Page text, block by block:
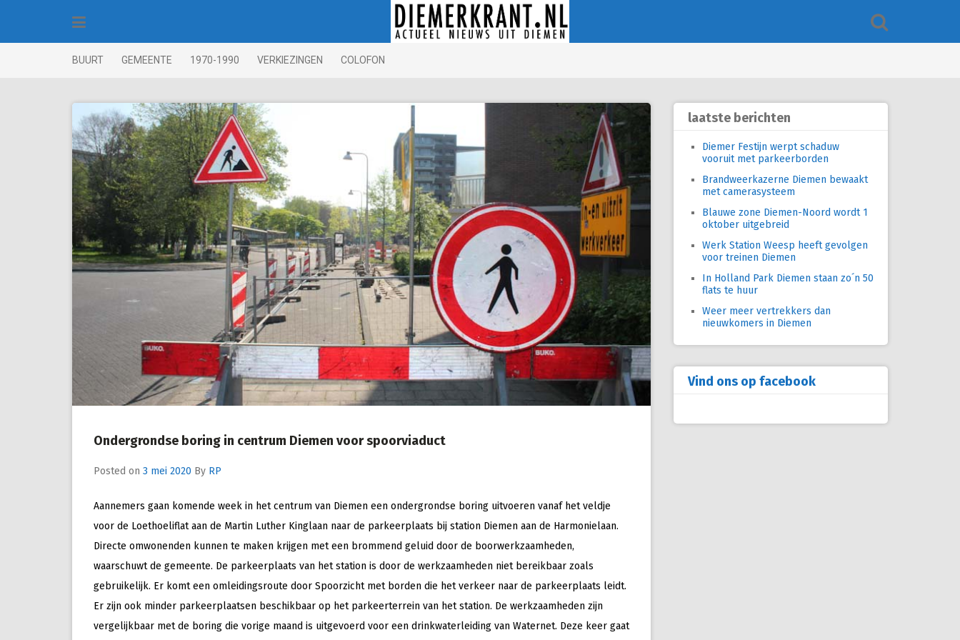
BUURT GEMEENTE 1970-1990 VERKIEZINGEN COLOFON
Ondergrondse boring in centrum Diemen voor spoorviaduct
Posted on 3 mei 2020 By RP
Aannemers gaan komende week in het centrum van Diemen een ondergrondse boring uitvoeren vanaf het veldje
voor de Loethoeliflat aan de Martin Luther Kinglaan naar de parkeerplaats bij station Diemen aan de Harmonielaan.
Directe omwonenden kunnen te maken krijgen met een brommend geluid door de boorwerkzaamheden,
waarschuwt de gemeente. De parkeerplaats van het station is door de werkzaamheden niet bereikbaar zoals
gebruikelijk. Er komt een omleidingsroute door Spoorzicht met borden die het verkeer naar de parkeerplaats leidt.
Er zijn ook minder parkeerplaatsen beschikbaar op het parkeerterrein van het station. De werkzaamheden zijn
vergelijkbaar met de boring die vorige maand is uitgevoerd voor een drinkwaterleiding van Waternet. Deze keer gaat
laatste berichten
Diemer Festijn werpt schaduw
vooruit met parkeerborden
Brandweerkazerne Diemen bewaakt
met camerasysteem
Blauwe zone Diemen-Noord wordt 1
oktober uitgebreid
Werk Station Weesp heeft gevolgen
voor treinen Diemen
In Holland Park Diemen staan zo´n 50
flats te huur
Weer meer vertrekkers dan
nieuwkomers in Diemen
Vind ons op facebook